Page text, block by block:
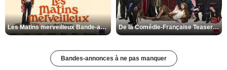
Les Matins merveilleux Bande-annonce VF De la Comédie-Française Teaser VF
Bandes-annonces à ne pas manquer